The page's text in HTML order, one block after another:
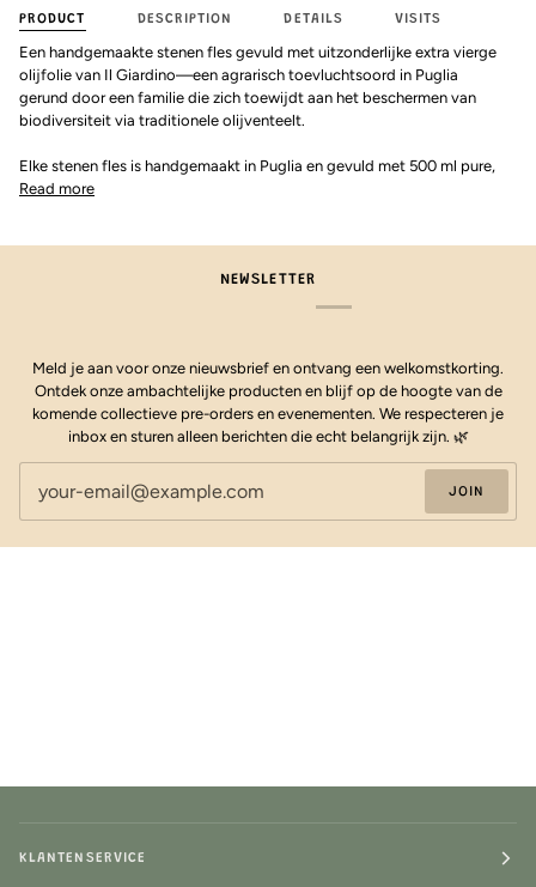
PRODUCT DESCRIPTION DETAILS VISITS
Een handgemaakte stenen fles gevuld met uitzonderlijke extra vierge
olijfolie van Il Giardino—een agrarisch toevluchtsoord in Puglia
gerund door een familie die zich toewijdt aan het beschermen van
biodiversiteit via traditionele olijventeelt.
Elke stenen fles is handgemaakt in Puglia en gevuld met 500 ml pure,
Read more
NEWSLETTER
Meld je aan voor onze nieuwsbrief en ontvang een welkomstkorting.
Ontdek onze ambachtelijke producten en blijf op de hoogte van de
komende collectieve pre-orders en evenementen. We respecteren je
inbox en sturen alleen berichten die echt belangrijk zijn. 🌿
JOIN
KLANTENSERVICE